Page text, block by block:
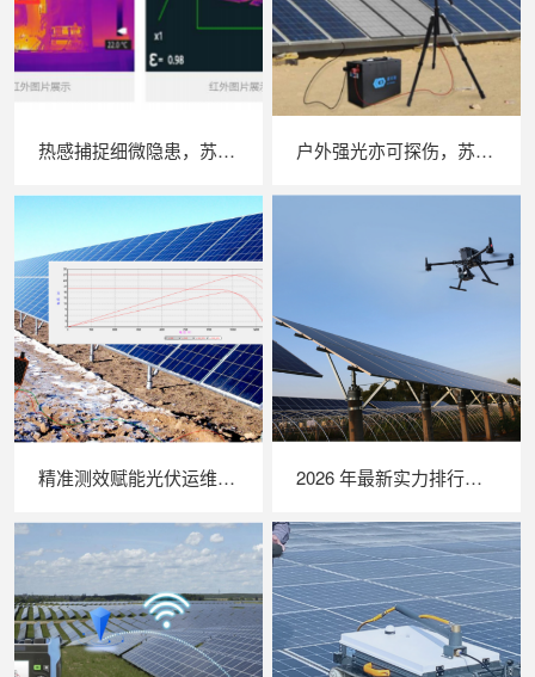
热感捕捉细微隐患，苏州 LAILX LX‑F300 手持红外热成像仪赋能光伏安全运维 户外强光亦可探伤，苏州 LAILX LXG30 便携式 EL 检测仪重塑光伏组件无损检测标准
精准测效赋能光伏运维，苏州 LAILX LX‑PV32 便携式 IV 测试仪打造现场检测新标杆 2026 年最新实力排行｜无人机 EL 检测系统 TOP 推荐，LAILX LXH210 深度解析